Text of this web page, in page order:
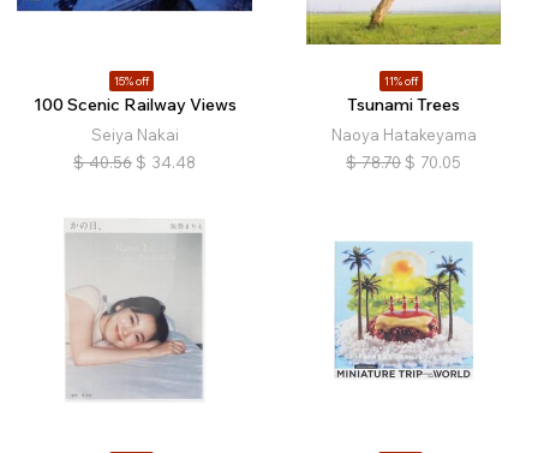
15% off
100 Scenic Railway Views
Seiya Nakai
$ 40.56 $ 34.48
11% off
Tsunami Trees
Naoya Hatakeyama
$ 78.70 $ 70.05